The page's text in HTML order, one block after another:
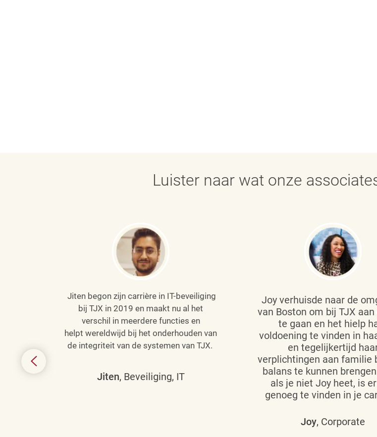
Luister naar wat onze
Jiten begon zijn carrière in IT-beveiliging
bij TJX in 2019 en maakt nu al het
verschil in meerdere functies en
helpt wereldwijd bij het onderhouden van
de integriteit van de systemen van TJX.
Jiten, Beveiliging, IT
Joy verhuisde naar de
van Boston om bij TJX aan
te gaan en het hielp
voldoening te vinden in
en tegelijkertijd
verplichtingen aan familie
balans te kunnen
als je niet Joy heet, is
genoeg te vinden in je
Joy, Corporate